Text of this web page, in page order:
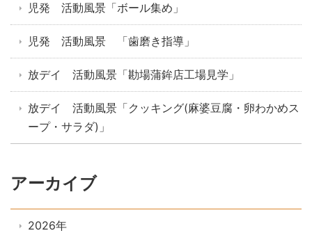
児発 活動風景「ボール集め」
児発 活動風景 「歯磨き指導」
放デイ 活動風景「勘場蒲鉾店工場見学」
放デイ 活動風景「クッキング(麻婆豆腐・卵わかめス
ープ・サラダ)」
アーカイブ
2026年